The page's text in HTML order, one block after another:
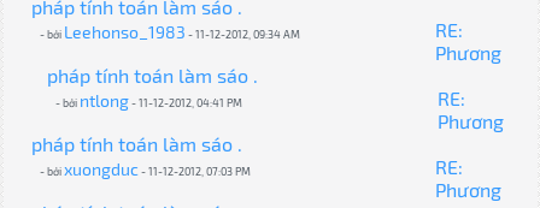
pháp tính toán làm sáo .
- bởi Leehonso_1983 - 11-12-2012, 09:34 AM
RE:
Phương
pháp tính toán làm sáo .
- bởi ntlong- 11-12-2012, 04:41 PM
RE:
Phương
pháp tính toán làm sáo .
- bởixuongduc- 11-12-2012, 07:03 PM
RE:
Phương